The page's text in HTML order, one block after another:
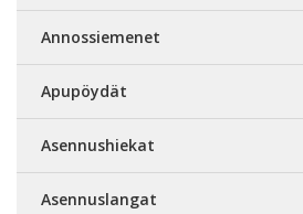
Annossiemenet
Apupöydät
Asennushiekat
Asennuslangat